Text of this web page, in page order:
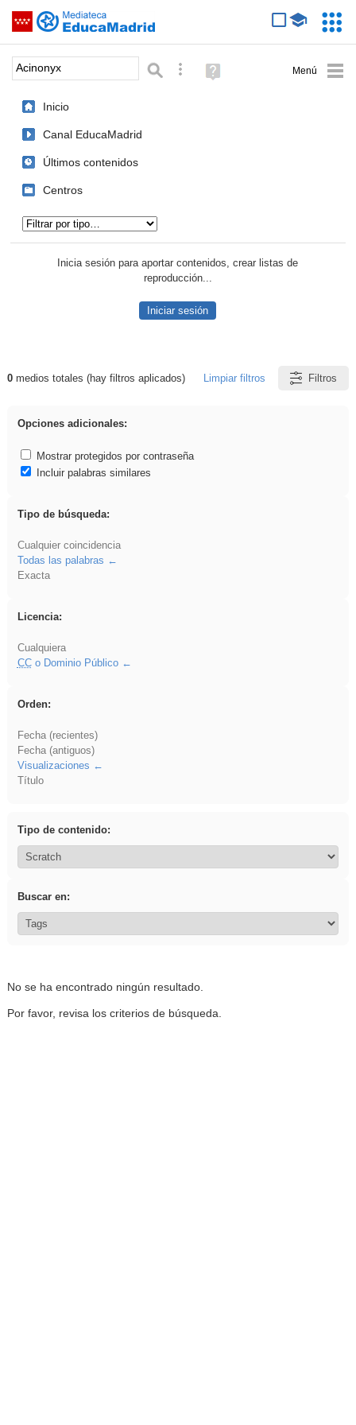
Saltar navegación
Palabra o frase: Búsqueda avanzada
Ayuda
(en
Inicio
Canal EducaMadrid
Últimos contenidos
Centros
Inicia sesión para aportar contenidos, crear listas de
reproducción...
Iniciar sesión
Resultados de: Acinonyx
0medios totales (hay filtros aplicados) Limpiar filtros Filtros
Opciones adicionales:
Mostrar protegidos por contraseña
Incluir palabras similares
Tipo de búsqueda:
Cualquier coincidencia
Todas las palabras
Exacta
Licencia:
Cualquiera
CCo Dominio Público
Orden:
Fecha (recientes)
Fecha (antiguos)
Visualizaciones
Título
Tipo de contenido:
Buscar en:
No se ha encontrado ningún resultado.
Por favor, revisa los criterios de búsqueda.